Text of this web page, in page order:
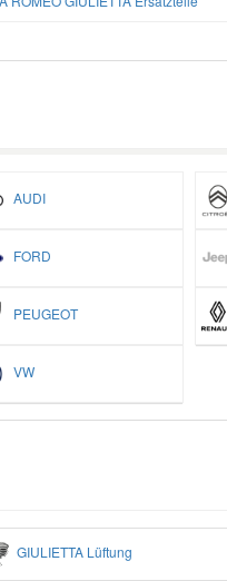
AUDI
FORD
PEUGEOT
VW
GIULIETTA Lüftung